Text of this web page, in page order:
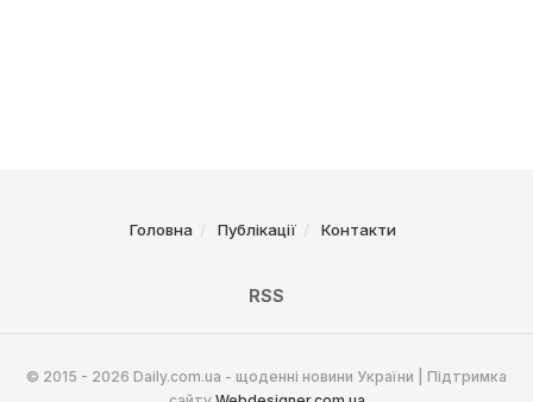
Головна Публікації Контакти
RSS
© 2015 - 2026 Daily.com.ua - щоденні новини України | Підтримка